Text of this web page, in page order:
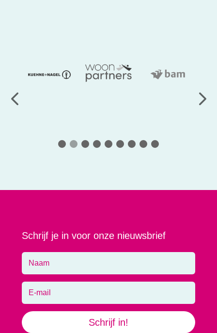
Schrijf je in voor onze nieuwsbrief
Schrijf in!